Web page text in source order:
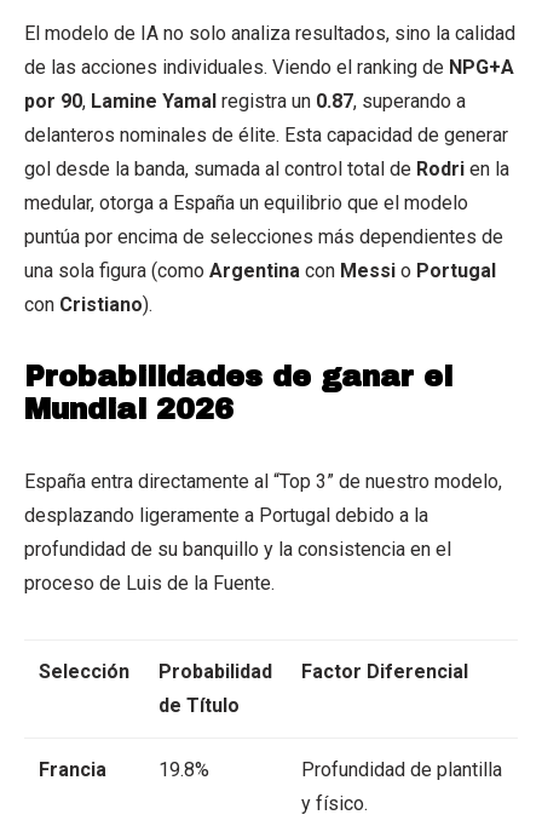
El modelo de IA no solo analiza resultados, sino la calidad
de las acciones individuales. Viendo el ranking de NPG+A
por 90, Lamine Yamal registra un 0.87, superando a
delanteros nominales de élite. Esta capacidad de generar
gol desde la banda, sumada al control total de Rodri en la
medular, otorga a España un equilibrio que el modelo
puntúa por encima de selecciones más dependientes de
una sola figura (como Argentina con Messi o Portugal
con Cristiano).
Probabilidades de ganar el
Mundial 2026
España entra directamente al “Top 3” de nuestro modelo,
desplazando ligeramente a Portugal debido a la
profundidad de su banquillo y la consistencia en el
proceso de Luis de la Fuente.
Selección
Probabilidad
de Título
Factor Diferencial
Francia 19.8%
Profundidad de plantilla
y físico.